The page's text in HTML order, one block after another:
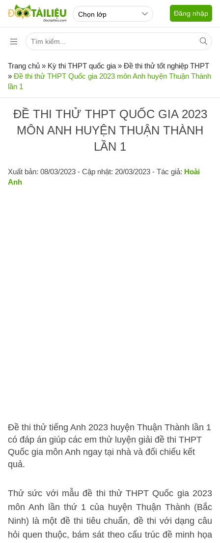
Đăng nhập
Trang chủ » Kỳ thi THPT quốc gia » Đề thi thử tốt nghiệp THPT
» Đề thi thử THPT Quốc gia 2023 môn Anh huyện Thuận Thành
lần 1
ĐỀ THI THỬ THPT QUỐC GIA 2023
MÔN ANH HUYỆN THUẬN THÀNH
LẦN 1
Xuất bản: 08/03/2023 - Cập nhật: 20/03/2023 - Tác giả: Hoài
Anh
Đề thi thử tiếng Anh 2023 huyện Thuận Thành lần 1
có đáp án giúp các em thử luyện giải đề thi THPT
Quốc gia môn Anh ngay tại nhà và đối chiếu kết
quả.
Thử sức với mẫu đề thi thử THPT Quốc gia 2023
môn Anh lần thứ 1 của huyện Thuận Thành (Bắc
Ninh) là một đề thi tiêu chuẩn, đề thi với dạng câu
hỏi quen thuộc, bám sát theo cấu trúc đề minh họa